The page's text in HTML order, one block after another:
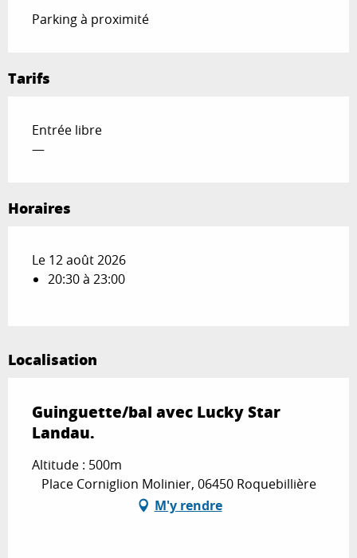
Parking à proximité
Tarifs
Entrée libre
—
Horaires
Le 12 août 2026
20:30 à 23:00
Localisation
Guinguette/bal avec Lucky Star
Landau.
Altitude : 500m
Place Corniglion Molinier, 06450 Roquebillière
M'y rendre